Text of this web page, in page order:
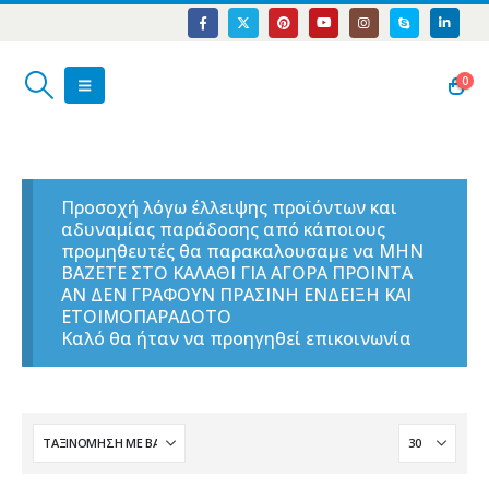
0
Προσοχή λόγω έλλειψης προϊόντων και
αδυναμίας παράδοσης από κάποιους
προμηθευτές θα παρακαλουσαμε να ΜΗΝ
ΒΑΖΕΤΕ ΣΤΟ ΚΑΛΑΘΙ ΓΙΑ ΑΓΟΡΑ ΠΡΟΙΝΤΑ
ΑΝ ΔΕΝ ΓΡΑΦΟΥΝ ΠΡΑΣΙΝΗ ΕΝΔΕΙΞΗ ΚΑΙ
ΕΤΟΙΜΟΠΑΡΑΔΟΤΟ
Καλό θα ήταν να προηγηθεί επικοινωνία